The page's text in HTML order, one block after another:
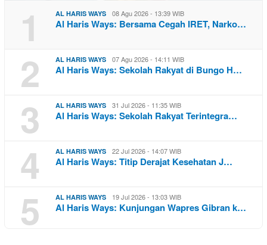
1 AL HARIS WAYS 08 Agu 2026 - 13:39 WIB
Al Haris Ways: Bersama Cegah IRET, Narko…
2 AL HARIS WAYS 07 Agu 2026 - 14:11 WIB
Al Haris Ways: Sekolah Rakyat di Bungo H…
3 AL HARIS WAYS 31 Jul 2026 - 11:35 WIB
Al Haris Ways: Sekolah Rakyat Terintegra…
4 AL HARIS WAYS 22 Jul 2026 - 14:07 WIB
Al Haris Ways: Titip Derajat Kesehatan J…
5 AL HARIS WAYS 19 Jul 2026 - 13:03 WIB
Al Haris Ways: Kunjungan Wapres Gibran k…